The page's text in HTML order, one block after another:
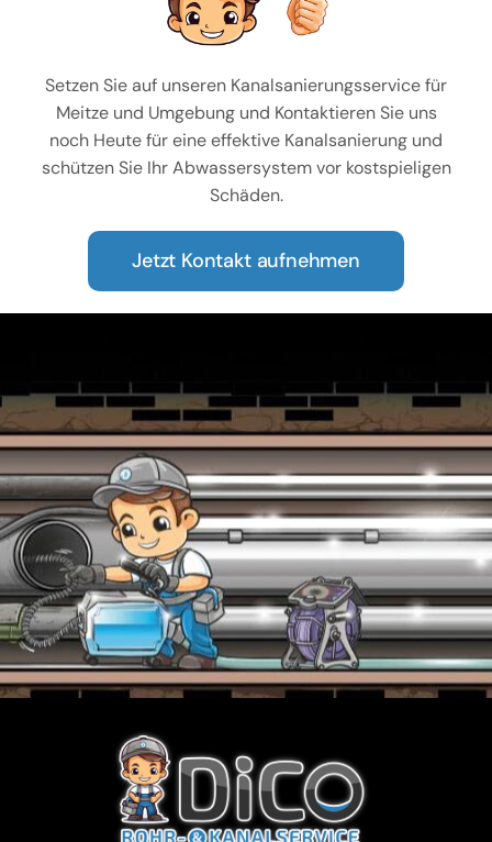
Setzen Sie auf unseren Kanalsanierungsservice für
Meitze und Umgebung und Kontaktieren Sie uns
noch Heute für eine effektive Kanalsanierung und
schützen Sie Ihr Abwassersystem vor kostspieligen
Schäden.
Jetzt Kontakt aufnehmen